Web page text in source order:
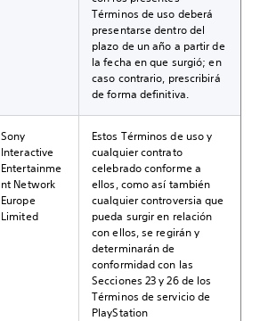
Términos de uso deberá
presentarse dentro del
plazo de un año a partir de
la fecha en que surgió; en
caso contrario, prescribirá
de forma definitiva.
Sony
Interactive
Entertainme
nt Network
Europe
Limited
Estos Términos de uso y
cualquier contrato
celebrado conforme a
ellos, como así también
cualquier controversia que
pueda surgir en relación
con ellos, se regirán y
determinarán de
conformidad con las
Secciones 23 y 26 de los
Términos de servicio de
PlayStation